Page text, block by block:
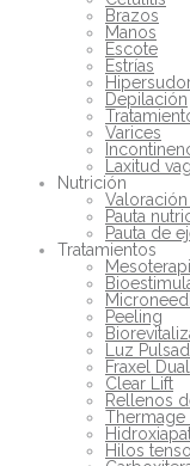
Brazos
Manos
Escote
Estrías
Depilación
Varices
Laxitud
Nutrición
Pauta
Pauta de
Tratamientos
Peeling
Luz
Fraxel Dual
Clear Lift
Rellenos
Thermage
Hilos